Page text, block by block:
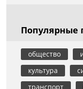
Популярные
общество
культура
транспорт